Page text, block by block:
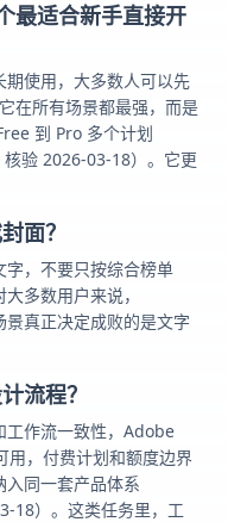
最适合新手直接开
使用，大多数人可以先
在所有场景都最强，而是
到 Pro 多个计划
验 2026-03-18）。它更
面？
，不要只按综合榜单
多数用户来说，
真正决定成败的是文字
流程？
工作流一致性，Adobe
用，付费计划和额度边界
同一套产品体系
18）。这类任务里，工